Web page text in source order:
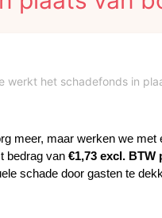
werkt het schadefonds in
meer, maar werken we met
bedrag van €1,73 excl.
schade door gasten te